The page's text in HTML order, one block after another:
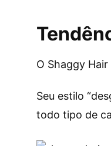
O Shaggy
Seu estilo
todo tipo de